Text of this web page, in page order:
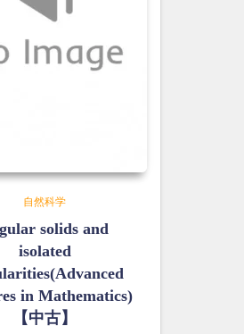
自然科学
solids and
isolated
in Mathematics)
【中古】